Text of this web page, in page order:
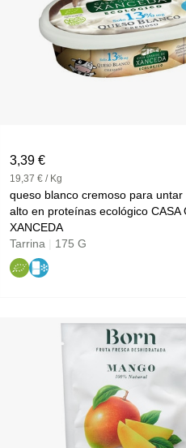
3,39 €
19,37 € / Kg
queso blanco cremoso para untar
alto en proteínas ecológico CASA GRANDE DE
XANCEDA
Tarrina
175 G